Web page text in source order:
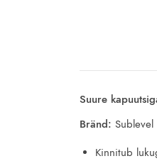
Suure
Bränd: Sublevel
Kinnitub